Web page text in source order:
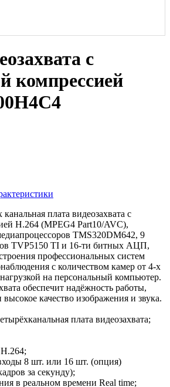
с
компрессией
плата видеозахвата с
Н.264 (MPEG4 Part10/AVC),
TMS320DM642, 9
TVP5150 TI и 16-ти битных АЦП,
профессиональных систем
с количеством камер от 4-х
на персональный компьютер.
обеспечит надёжность работы,
качество изображения и звука.
плата видеозахвата;
8 шт. или 16 шт. (опция)
за секунду);
в реальном времени Real time;